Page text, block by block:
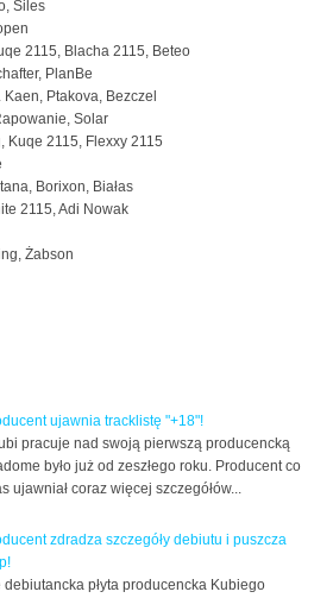
Siles
2115, Blacha 2115, Beteo
PlanBe
Ptakova, Bezczel
Solar
Kuqe 2115, Flexxy 2115
Borixon, Białas
2115, Adi Nowak
Żabson
ujawnia tracklistę "+18"!
pracuje nad swoją pierwszą producencką
było już od zeszłego roku. Producent co
ujawniał coraz więcej szczegółów...
zdradza szczegóły debiutu i puszcza
debiutancka płyta producencka Kubiego